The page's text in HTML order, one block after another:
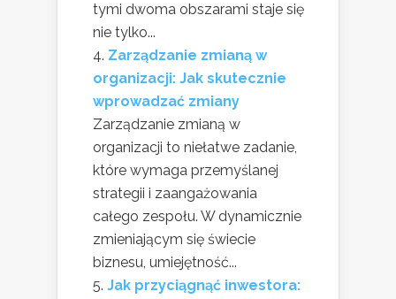
tymi dwoma obszarami staje się
nie tylko...
Zarządzanie zmianą w
organizacji: Jak skutecznie
wprowadzać zmiany
Zarządzanie zmianą w
organizacji to niełatwe zadanie,
które wymaga przemyślanej
strategii i zaangażowania
całego zespołu. W dynamicznie
zmieniającym się świecie
biznesu, umiejętność...
Jak przyciągnąć inwestora: